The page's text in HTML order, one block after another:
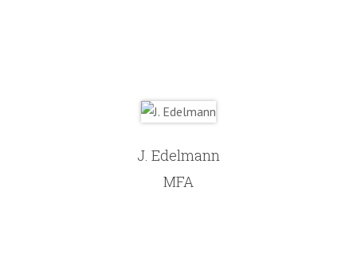
J. Edelmann
MFA